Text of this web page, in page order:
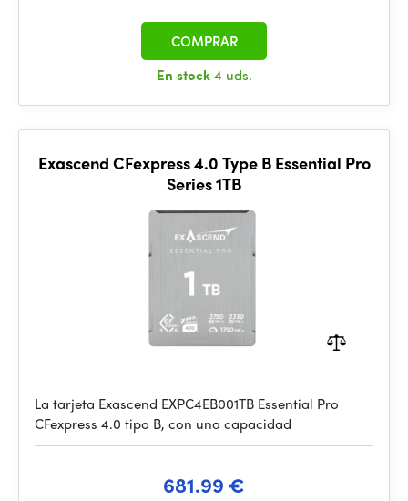
En stock4 uds.
COMPRAR
Exascend CFexpress 4.0 Type B Essential Pro
Series 1TB
La tarjeta Exascend EXPC4EB001TB Essential Pro
CFexpress 4.0 tipo B, con una capacidad
681.99 €